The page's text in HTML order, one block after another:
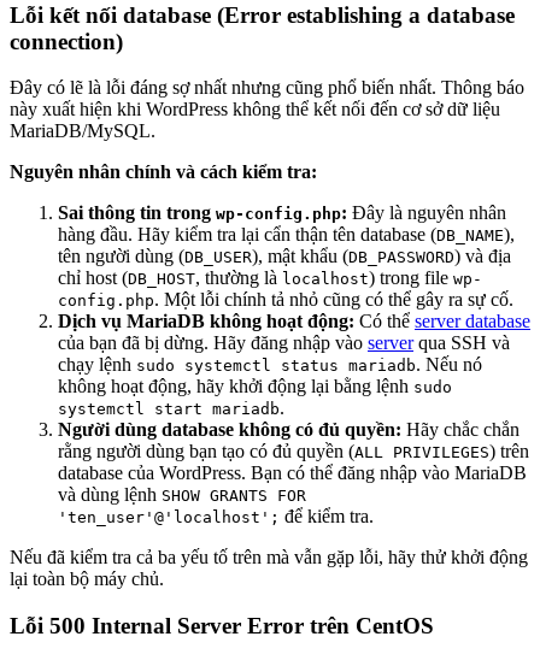
Lỗi kết nối database (Error establishing a database
connection)
Đây có lẽ là lỗi đáng sợ nhất nhưng cũng phổ biến nhất. Thông báo
này xuất hiện khi WordPress không thể kết nối đến cơ sở dữ liệu
MariaDB/MySQL.
Nguyên nhân chính và cách kiểm tra:
Sai thông tin trong wp-config.php: Đây là nguyên nhân
hàng đầu. Hãy kiểm tra lại cẩn thận tên database (DB_NAME),
tên người dùng (DB_USER), mật khẩu (DB_PASSWORD) và địa
chỉ host (DB_HOST, thường là localhost) trong file wp-
config.php. Một lỗi chính tả nhỏ cũng có thể gây ra sự cố.
Dịch vụ MariaDB không hoạt động: Có thể server database
của bạn đã bị dừng. Hãy đăng nhập vào serverqua SSH và
chạy lệnh sudo systemctl status mariadb. Nếu nó
không hoạt động, hãy khởi động lại bằng lệnh sudo
systemctl start mariadb.
Người dùng database không có đủ quyền: Hãy chắc chắn
rằng người dùng bạn tạo có đủ quyền (ALL PRIVILEGES) trên
database của WordPress. Bạn có thể đăng nhập vào MariaDB
và dùng lệnh SHOW GRANTS FOR
'ten_user'@'localhost'; để kiểm tra.
Nếu đã kiểm tra cả ba yếu tố trên mà vẫn gặp lỗi, hãy thử khởi động
lại toàn bộ máy chủ.
Lỗi 500 Internal Server Error trên CentOS